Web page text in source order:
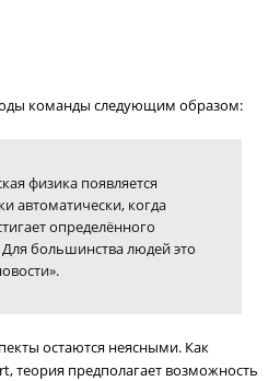
команды следующим образом:
физика появляется
автоматически, когда
определённого
большинства людей это
остаются неясными. Как
теория предполагает возможность